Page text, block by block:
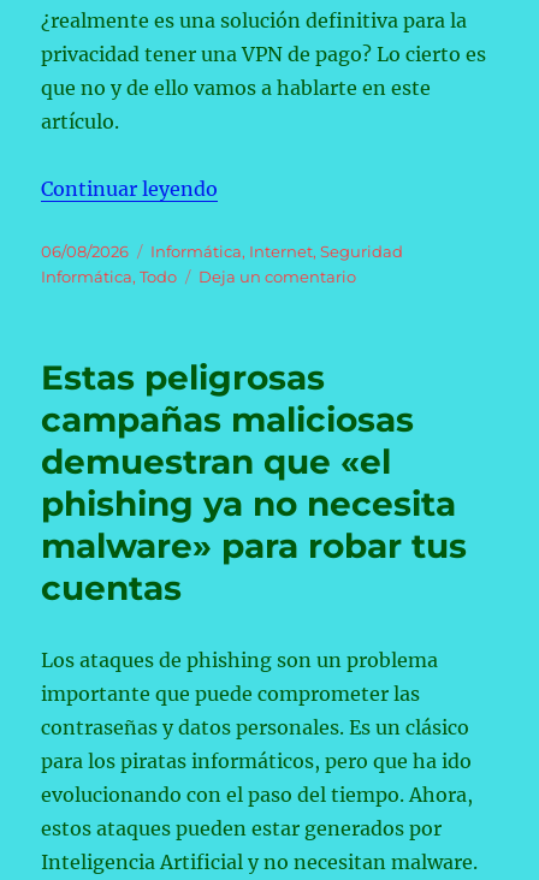
¿realmente es una solución definitiva para la
privacidad tener una VPN de pago? Lo cierto es
que no y de ello vamos a hablarte en este
artículo.
Continuar leyendo
Publicado
el
06/08/2026 Categorías
Informática, Internet,Seguridad
Informática,Todo Deja un comentarioen
VPN
no
es
la
definitiva
Estas peligrosas
campañas maliciosas
demuestran que «el
phishing ya no necesita
malware» para robar tus
cuentas
Los ataques de phishing son un problema
importante que puede comprometer las
contraseñas y datos personales. Es un clásico
para los piratas informáticos, pero que ha ido
evolucionando con el paso del tiempo. Ahora,
estos ataques pueden estar generados por
Inteligencia Artificial y no necesitan malware.